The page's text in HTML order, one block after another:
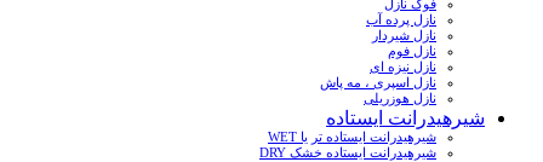
فوگ نازل
نازل پرده آب
نازل شیردار
نازل فوم
نازل نیزه ای
نازل اسپری ، مه پاش
نازل هوزریلی
شیرهیدرانت ایستاده
شیرهیدرانت ایستاده تر یا WET
شیرهیدرانت ایستاده خشک DRY